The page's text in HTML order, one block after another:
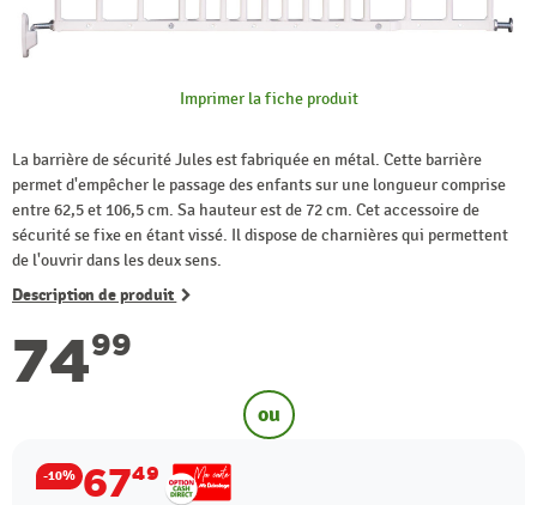
Imprimer la fiche produit
La barrière de sécurité Jules est fabriquée en métal. Cette barrière
permet d'empêcher le passage des enfants sur une longueur comprise
entre 62,5 et 106,5 cm. Sa hauteur est de 72 cm. Cet accessoire de
sécurité se fixe en étant vissé. Il dispose de charnières qui permettent
de l'ouvrir dans les deux sens.
Description de produit
7499
ou
-10% 6749